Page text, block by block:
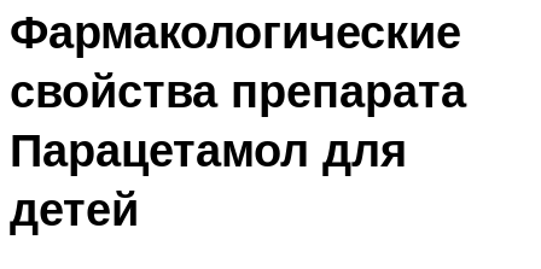
Фармакологические
свойства препарата
Парацетамол для
детей